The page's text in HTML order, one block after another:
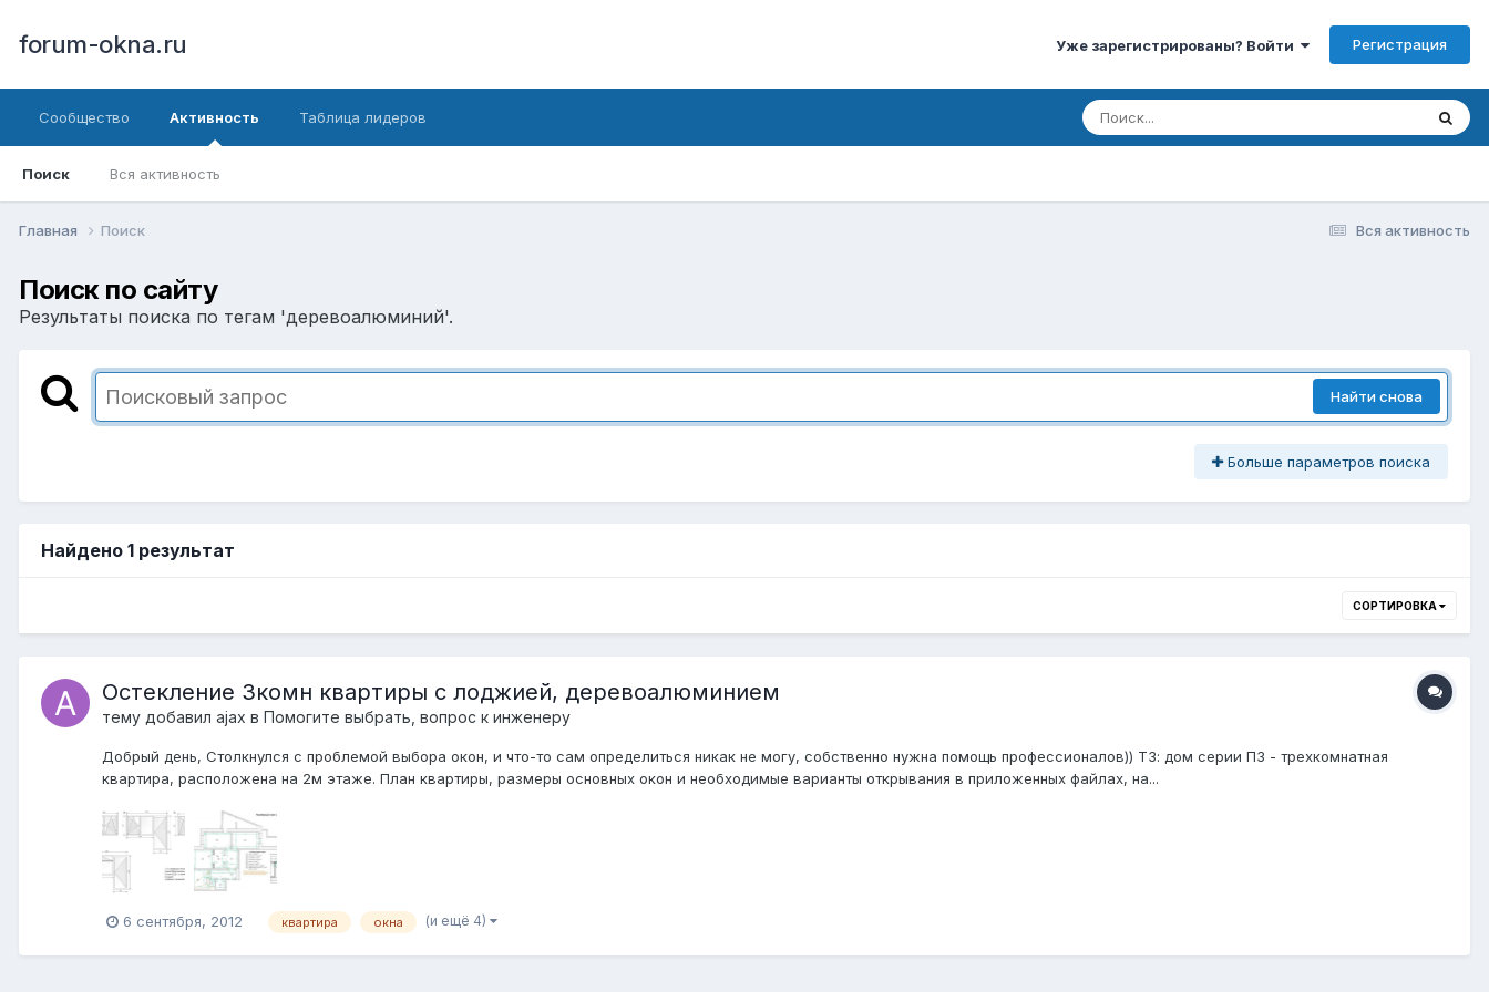
forum-okna.ru Уже зарегистрированы? Войти Регистрация
Сообщество Активность
Поиск Вся активность
Таблица лидеров
Вся активность
Главная Поиск
Поиск по сайту
Результаты поиска по тегам 'деревоалюминий'.
Найти снова
Больше параметров поиска
Найдено 1 результат
СОРТИРОВКА
Остекление 3комн квартиры с лоджией, деревоалюминием
тему добавил ajax в Помогите выбрать, вопрос к инженеру
Добрый день, Столкнулся с проблемой выбора окон, и что-то сам определиться никак не могу, собственно нужна помощь профессионалов)) ТЗ: дом серии П3 - трехкомнатная
квартира, расположена на 2м этаже. План квартиры, размеры основных окон и необходимые варианты открывания в приложенных файлах, на...
6 сентября, 2012 квартира окна (и ещё 4)